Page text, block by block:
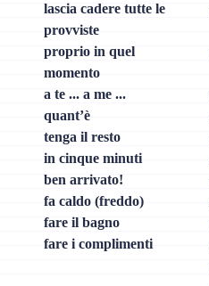
lascia cadere tutte le
provviste
proprio in quel
momento
a te ... a me ...
quant’è
tenga il resto
in cinque minuti
ben arrivato!
fa caldo (freddo)
fare il bagno
fare i complimenti